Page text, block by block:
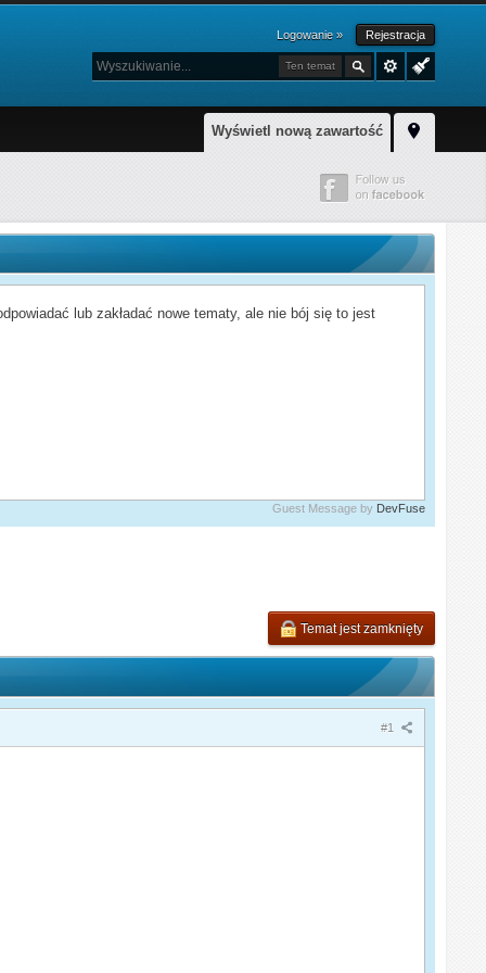
Logowanie » Rejestracja
Ten temat
Wyświetl nową zawartość
lub zakładać nowe tematy, ale nie bój się to jest
Guest Message by DevFuse
Temat jest zamknięty
#1